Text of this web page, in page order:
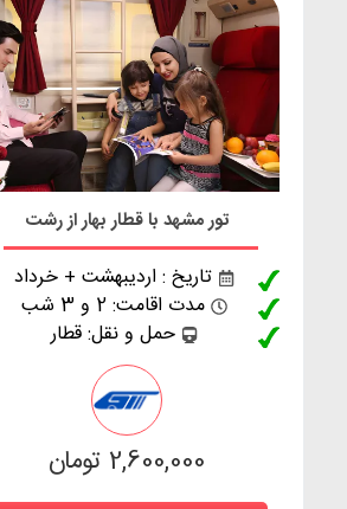
تور مشهد با قطار بهار از رشت
تاریخ : اردیبهشت + خرداد
مدت اقامت: 2 و 3 شب
حمل و نقل: قطار
2,600,000 تومان